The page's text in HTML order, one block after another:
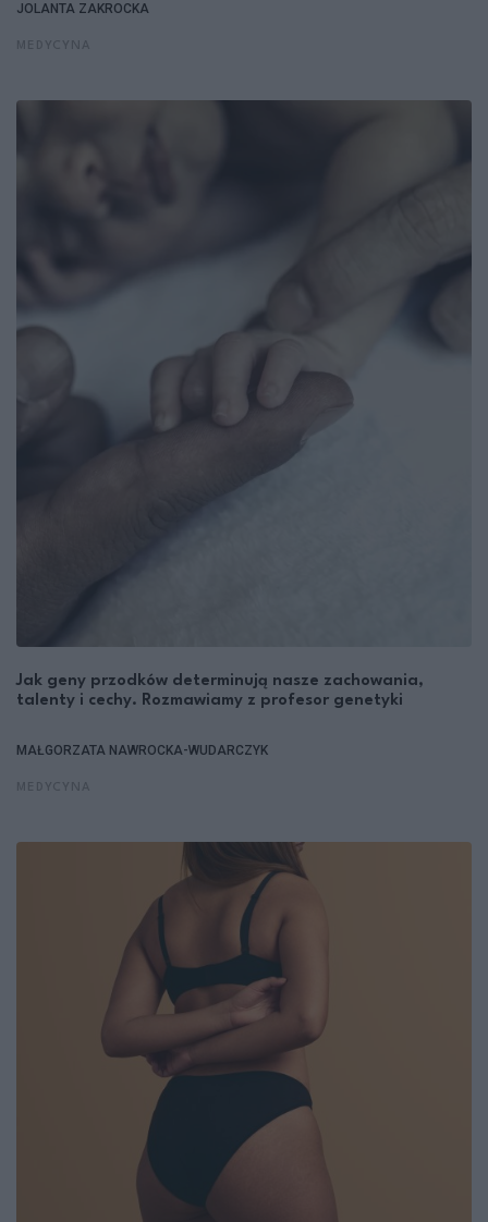
JOLANTA ZAKROCKA
Jak geny przodków determinują nasze zachowania,
talenty i cechy. Rozmawiamy z profesor genetyki
MAŁGORZATA NAWROCKA-WUDARCZYK